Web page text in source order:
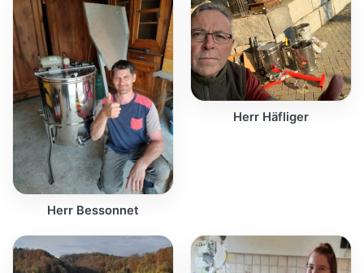
Herr Bessonnet
Herr Häfliger